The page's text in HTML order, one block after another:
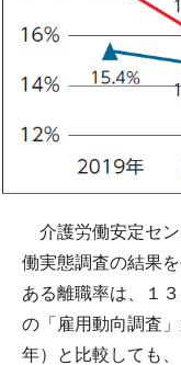
介護労働安定セン
働実態調査の結果
ある離職率は、１
の「雇用動向調査
年）と比較しても